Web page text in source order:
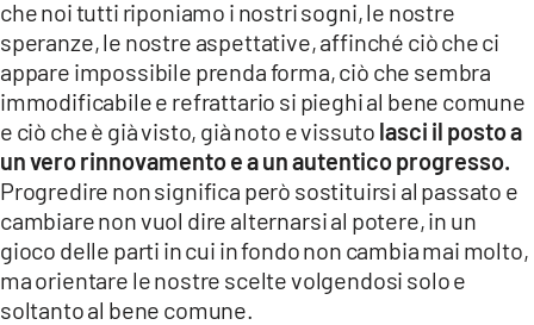
che noi tutti riponiamo i nostri sogni, le nostre
speranze, le nostre aspettative, affinché ciò che ci
appare impossibile prenda forma, ciò che sembra
immodificabile e refrattario si pieghi al bene comune
e ciò che è già visto, già noto e vissuto lasci il posto a
un vero rinnovamento e a un autentico progresso.
Progredire non significa però sostituirsi al passato e
cambiare non vuol dire alternarsi al potere, in un
gioco delle parti in cui in fondo non cambia mai molto,
ma orientare le nostre scelte volgendosi solo e
soltanto al bene comune.